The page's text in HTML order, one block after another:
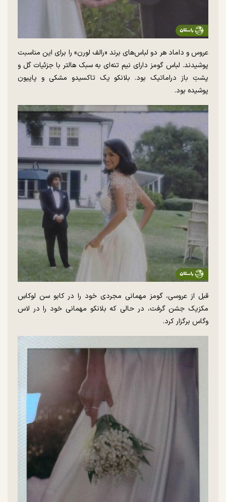
عروس و داماد هر دو لباس‌های برند «رالف لورن» را برای این مناسبت
پوشیدند. لباس گومز دارای نیم تنه‌ای به سبک هالتر با جزئیات گل و
پشتِ باز دراماتیک بود. بلانکو یک تاکسیدو مشکی و پاپیون
پوشیده بود.
قبل از عروسی، گومز مهمانی مجردی خود را در کابو سن لوکاسِ
مکزیک جشن گرفت، در حالی که بلانکو مهمانی خود را در لاس
وگاس برگزار کرد.